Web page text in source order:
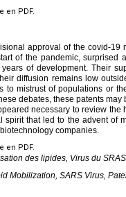
en PDF.
approval of the covid-19
of the pandemic, surprised
of development. Their
diffusion remains low
to mistrust of populations or
debates, these patents
necessary to review the
that led to the advent of
companies.
en PDF.
des lipides, Virus du
Mobilization, SARS Virus,